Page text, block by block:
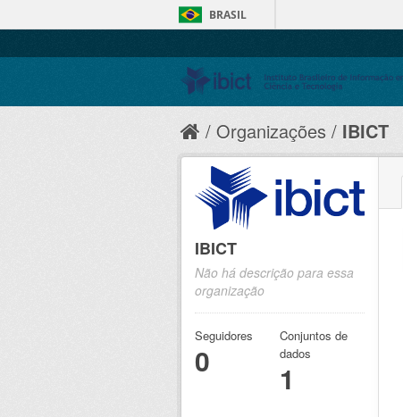
BRASIL
Organizações IBICT
IBICT
Não há descrição para essa
organização
Seguidores
0
Conjuntos de
dados
1